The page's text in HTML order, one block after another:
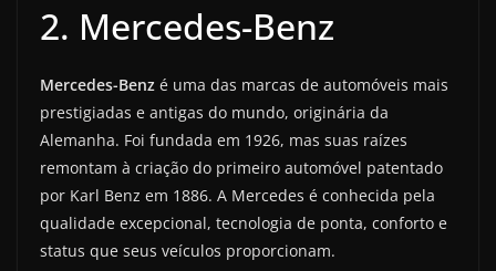
2. Mercedes-Benz
Mercedes-Benz é uma das marcas de automóveis mais
prestigiadas e antigas do mundo, originária da
Alemanha. Foi fundada em 1926, mas suas raízes
remontam à criação do primeiro automóvel patentado
por Karl Benz em 1886. A Mercedes é conhecida pela
qualidade excepcional, tecnologia de ponta, conforto e
status que seus veículos proporcionam.